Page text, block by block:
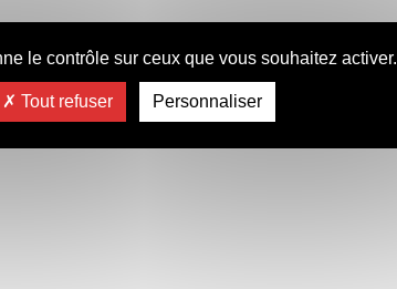
le contrôle sur ceux que vous souhaitez activer.
Tout refuser Personnaliser